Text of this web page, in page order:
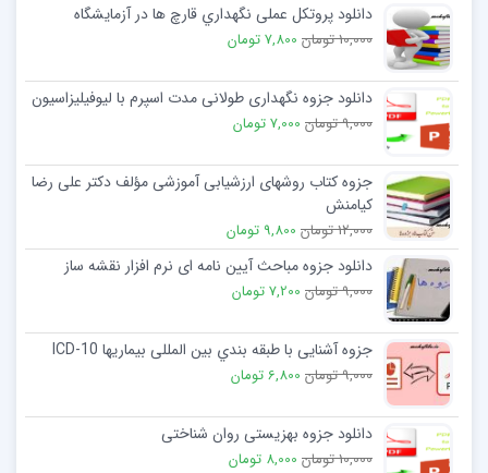
دانلود پروتکل عملی نگهداري قارچ ها در آزمایشگاه
10,000 تومان 7,800 تومان
دانلود جزوه نگهداری طولانی مدت اسپرم با لیوفیلیزاسیون
9,000 تومان 7,000 تومان
جزوه کتاب روشھای ارزشيابی آموزشی مؤلف دکتر علی رضا
کيامنش
12,000 تومان 9,800 تومان
دانلود جزوه مباحث آیین نامه ای نرم افزار نقشه ساز
9,000 تومان 7,200 تومان
جزوه آشنایی با طبقه بندي بین المللی بیماریها ICD-10
9,000 تومان 6,800 تومان
دانلود جزوه بهزیستی روان شناختی
10,000 تومان 8,000 تومان